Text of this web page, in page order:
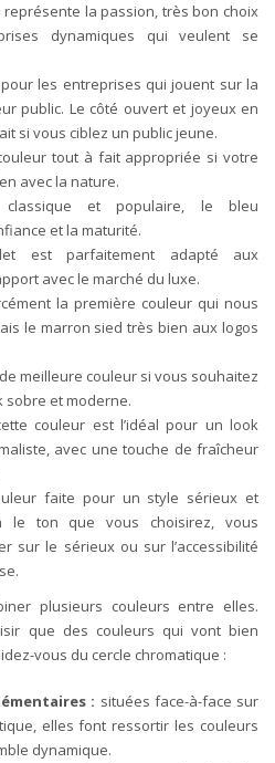
représente la passion, très bon choix
dynamiques qui veulent se
les entreprises qui jouent sur la
public. Le côté ouvert et joyeux en
si vous ciblez un public jeune.
tout à fait appropriée si votre
avec la nature.
classique et populaire, le bleu
et la maturité.
est parfaitement adapté aux
avec le marché du luxe.
la première couleur qui nous
le marron sied très bien aux logos
de meilleure couleur si vous souhaitez
sobre et moderne.
couleur est l’idéal pour un look
avec une touche de fraîcheur
faite pour un style sérieux et
le ton que vous choisirez, vous
sur le sérieux ou sur l’accessibilité
plusieurs couleurs entre elles.
que des couleurs qui vont bien
vous du cercle chromatique :
: situées face-à-face sur
elles font ressortir les couleurs
dynamique.